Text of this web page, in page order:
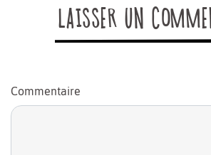
LAISSER UN
Commentaire